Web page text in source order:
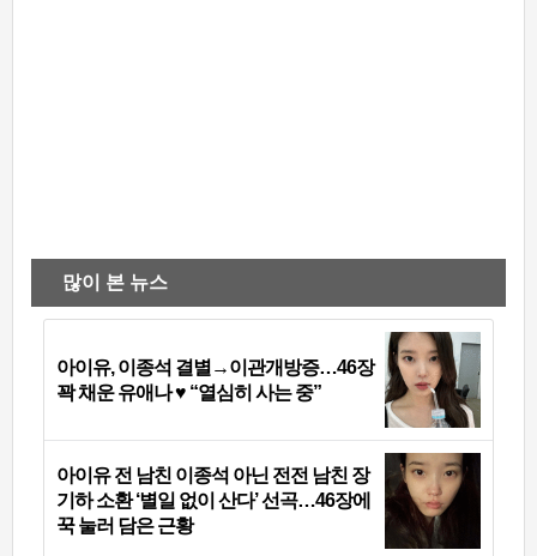
많이 본 뉴스
아이유, 이종석 결별→이관개방증…46장
꽉 채운 유애나 ♥ “열심히 사는 중”
아이유 전 남친 이종석 아닌 전전 남친 장
기하 소환 ‘별일 없이 산다’ 선곡…46장에
꾹 눌러 담은 근황